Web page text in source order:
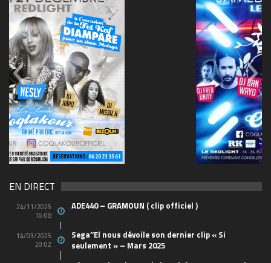
(1)
EN DIRECT
24/11/2025
16:08
ADE440 – GRAMOUN ( clip officiel )
14/03/2025
20:02
Sega’’El nous dévoile son dernier clip « Si
seulement » – Mars 2025